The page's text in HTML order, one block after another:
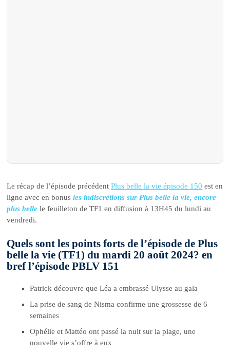
Le récap de l’épisode précédentPlus belle la vie épisode 150 est en
ligne avec en bonusles indiscrétions sur Plus belle la vie, encore
plus belle le feuilleton de TF1 en diffusion à 13H45 du lundi au
vendredi.
Quels sont les points forts de l’épisode de Plus
belle la vie (TF1) du mardi 20 août 2024? en
bref l’épisode PBLV 151
Patrick découvre que Léa a embrassé Ulysse au gala
La prise de sang de Nisma confirme une grossesse de 6
semaines
Ophélie et Mattéo ont passé la nuit sur la plage, une
nouvelle vie s’offre à eux